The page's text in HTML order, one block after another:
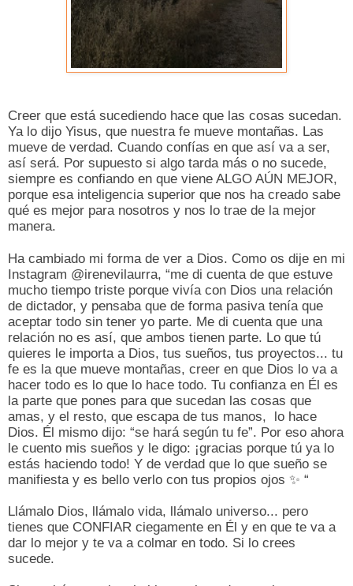
Creer que está sucediendo hace que las cosas sucedan.
Ya lo dijo Yisus, que nuestra fe mueve montañas. Las
mueve de verdad. Cuando confías en que así va a ser,
así será. Por supuesto si algo tarda más o no sucede,
siempre es confiando en que viene ALGO AÚN MEJOR,
porque esa inteligencia superior que nos ha creado sabe
qué es mejor para nosotros y nos lo trae de la mejor
manera.
Ha cambiado mi forma de ver a Dios. Como os dije en mi
Instagram @irenevilaurra, “me di cuenta de que estuve
mucho tiempo triste porque vivía con Dios una relación
de dictador, y pensaba que de forma pasiva tenía que
aceptar todo sin tener yo parte. Me di cuenta que una
relación no es así, que ambos tienen parte. Lo que tú
quieres le importa a Dios, tus sueños, tus proyectos... tu
fe es la que mueve montañas, creer en que Dios lo va a
hacer todo es lo que lo hace todo. Tu confianza en Él es
la parte que pones para que sucedan las cosas que
amas, y el resto, que escapa de tus manos,
lo hace
Dios. Él mismo dijo: “se hará según tu fe”. Por eso ahora
le cuento mis sueños y le digo: ¡gracias porque tú ya lo
estás haciendo todo! Y de verdad que lo que sueño se
manifiesta y es bello verlo con tus propios ojos ✨ “
Llámalo Dios, llámalo vida, llámalo universo... pero
tienes que CONFIAR ciegamente en Él y en que te va a
dar lo mejor y te va a colmar en todo. Si lo crees
sucede.